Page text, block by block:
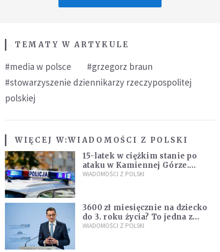
TEMATY W ARTYKULE
#media w polsce
#grzegorz braun
#stowarzyszenie dziennikarzy rzeczypospolitej
polskiej
WIĘCEJ W:WIADOMOŚCI Z POLSKI
15-latek w ciężkim stanie po
ataku w Kamiennej Górze.
Policja zatrzymała dwóch
WIADOMOŚCI Z POLSKI
3600 zł miesięcznie na dziecko
do 3. roku życia? To jedna z
propozycji programu "Rozwój
WIADOMOŚCI Z POLSKI